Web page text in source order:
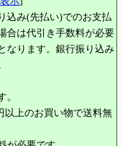
込み(先払い)でのお支払
合は代引き手数料が必要
なります。銀行振り込み
以上のお買い物で送料無